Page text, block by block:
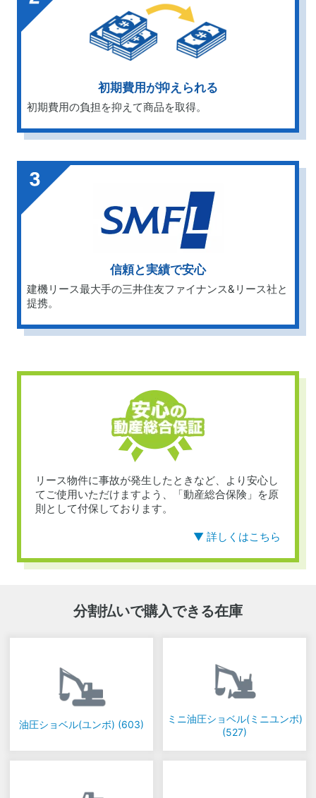
初期費用が抑えられる
初期費用の負担を抑えて商品を取得。
信頼と実績で安心
建機リース最大手の三井住友ファイナンス&リース社と
提携。
リース物件に事故が発生したときなど、より安心し
てご使用いただけますよう、「動産総合保険」を原
則として付保しております。
▼ 詳しくはこちら
分割払いで購入できる在庫
油圧ショベル(ユンボ) (603)
ミニ油圧ショベル(ミニユンボ)
(527)